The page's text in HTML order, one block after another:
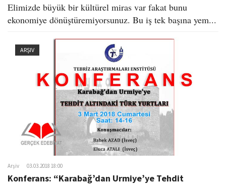
Elimizde büyük bir kültürel miras var fakat bunu
ekonomiye dönüştüremiyorsunuz. Bu iş tek başına yem...
ARŞIV
Arşiv 03.03.2018 18:00
Konferans: “Karabağ’dan Urmiye’ye Tehdit